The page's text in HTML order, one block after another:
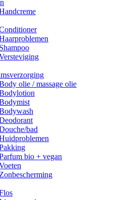
Shampoo
olie / massage olie
bad
bio + vegan
Zonbescherming